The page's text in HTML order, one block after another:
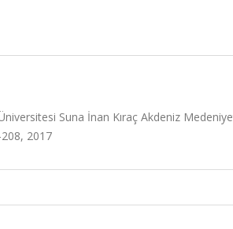
Suna İnan Kıraç Akdeniz
2017